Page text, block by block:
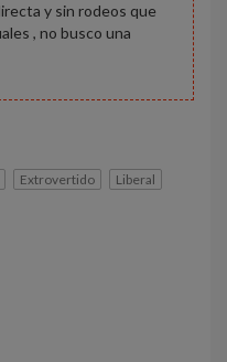
y sin rodeos que
, no busco una
Extrovertido
Liberal